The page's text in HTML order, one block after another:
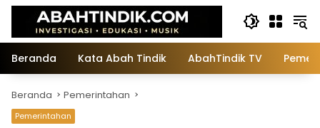
Langsung
konten
Beranda
Kata Abah Tindik AbahTindik TV
Beranda Pemerintahan
Pemerintahan